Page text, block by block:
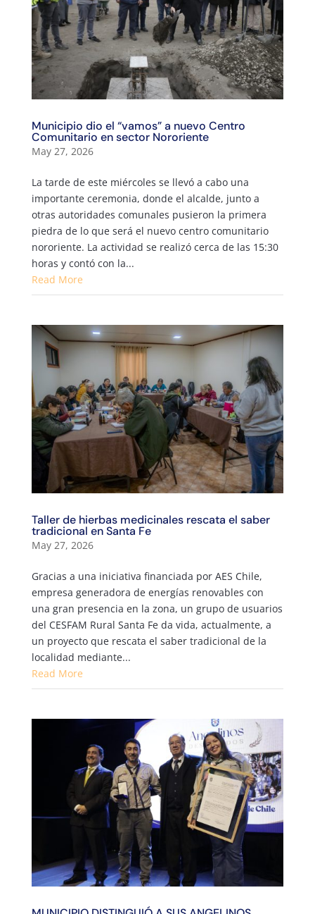
Municipio dio el “vamos” a nuevo Centro
Comunitario en sector Nororiente
May 27, 2026
La tarde de este miércoles se llevó a cabo una
importante ceremonia, donde el alcalde, junto a
otras autoridades comunales pusieron la primera
piedra de lo que será el nuevo centro comunitario
nororiente. La actividad se realizó cerca de las 15:30
horas y contó con la...
Read More
Taller de hierbas medicinales rescata el saber
tradicional en Santa Fe
May 27, 2026
Gracias a una iniciativa financiada por AES Chile,
empresa generadora de energías renovables con
una gran presencia en la zona, un grupo de usuarios
del CESFAM Rural Santa Fe da vida, actualmente, a
un proyecto que rescata el saber tradicional de la
localidad mediante...
Read More